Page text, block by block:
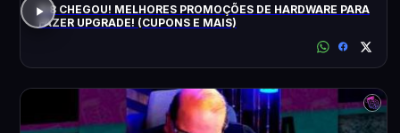
8.8 CHEGOU! MELHORES PROMOÇÕES DE HARDWARE PARA
FAZER UPGRADE! (CUPONS E MAIS)